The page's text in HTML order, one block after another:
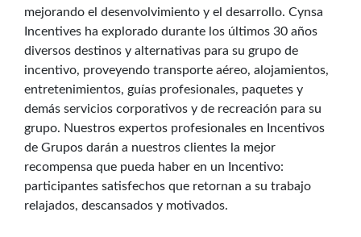
mejorando el desenvolvimiento y el desarrollo. Cynsa
Incentives ha explorado durante los últimos 30 años
diversos destinos y alternativas para su grupo de
incentivo, proveyendo transporte aéreo, alojamientos,
entretenimientos, guías profesionales, paquetes y
demás servicios corporativos y de recreación para su
grupo. Nuestros expertos profesionales en Incentivos
de Grupos darán a nuestros clientes la mejor
recompensa que pueda haber en un Incentivo:
participantes satisfechos que retornan a su trabajo
relajados, descansados y motivados.